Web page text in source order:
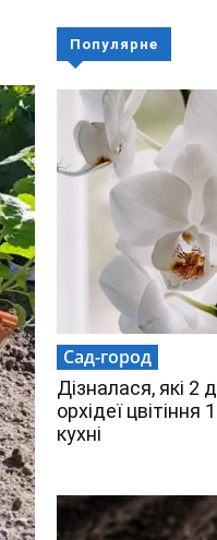
Популярне
Сад-город
Дізналася, які 2
орхідеї цвітіння
кухні